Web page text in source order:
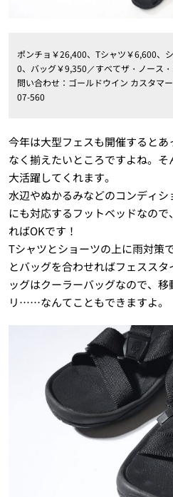
ポンチョ￥26,400、Tシャツ￥6,600、
0、バッグ￥9,350／すべてザ・ノース
問い合わせ：ゴールドウイン カスタ
07-560
今年は大型フェスも開催すると
なく揃えたいところですよね。
大活躍してくれます。
水辺やぬかるみなどのコンディ
にも対応するフットベッドなの
ればOKです！
Tシャツとショーツの上に雨対策
とバッグを合わせればフェスス
ッグはクーラーバッグなので、
リ……なんてこともできますよ。